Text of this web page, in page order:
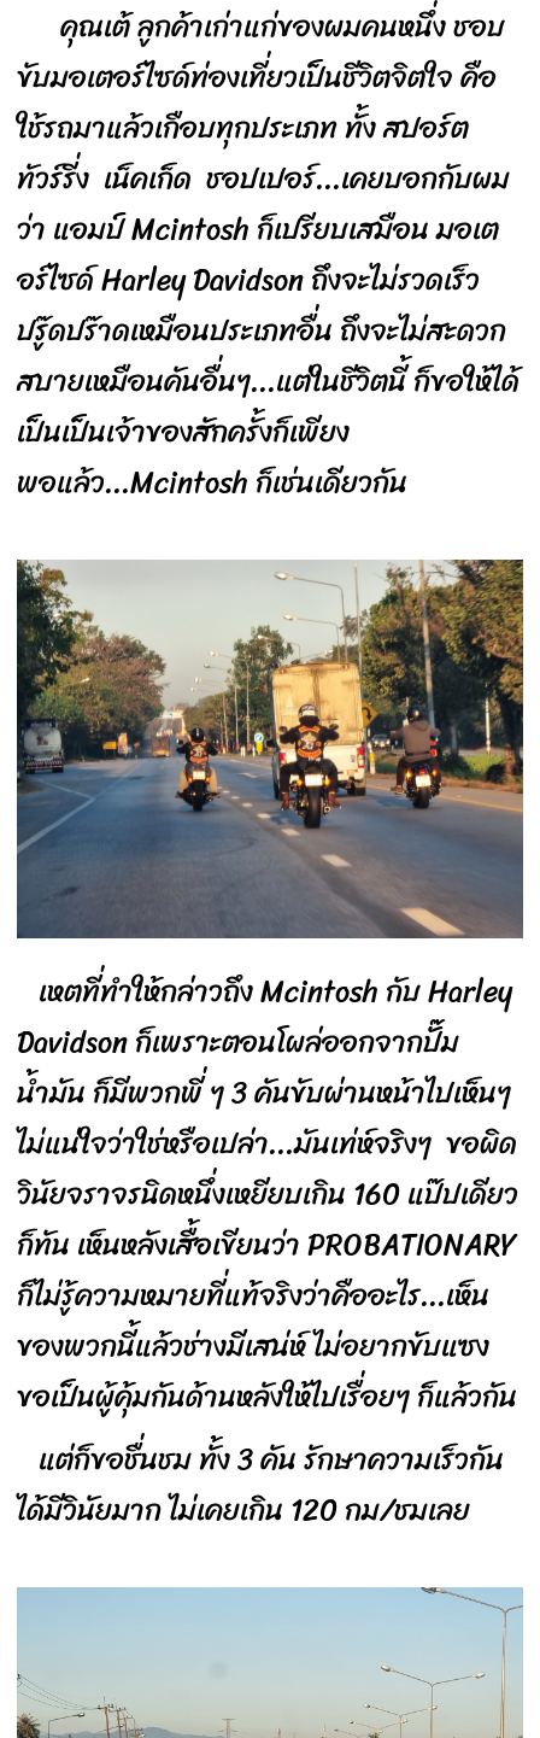
คุณเต้ ลูกค้าเก่าแก่ของผมคนหนึ่ง ชอบ
ขับมอเตอร์ไซด์ท่องเที่ยวเป็นชีวิตจิตใจ คือ
ใช้รถมาแล้วเกือบทุกประเภท ทั้ง สปอร์ต
ทัวร์รี่ง เน็คเก็ด ชอปเปอร์...เคยบอกกับผม
ว่า แอมป์ Mcintosh ก็เปรียบเสมือน มอเต
อร์ไซด์ Harley Davidson ถึงจะไม่รวดเร็ว
ปรู๊ดปร๊าดเหมือนประเภทอื่น ถึงจะไม่สะดวก
สบายเหมือนคันอื่นๆ...แต่ในชีวิตนี้ ก็ขอให้ได้
เป็นเป็นเจ้าของสักครั้งก็เพียง
พอแล้ว...Mcintosh ก็เช่นเดียวกัน
เหตที่ทำให้กล่าวถึง Mcintosh กับ Harley
Davidson ก็เพราะตอนโผล่ออกจากปั๊ม
น้ำมัน ก็มีพวกพี่ ๆ 3 คันขับผ่านหน้าไปเห็นๆ
ไม่แน่ใจว่าใช่หรือเปล่า...มันเท่ห์จริงๆ ขอผิด
วินัยจราจรนิดหนึ่งเหยียบเกิน 160 แป๊ปเดียว
ก็ทัน เห็นหลังเสื้อเขียนว่า PROBATIONARY
ก็ไม่รู้ความหมายที่แท้จริงว่าคืออะไร...เห็น
ของพวกนี้แล้วช่างมีเสน่ห์ ไม่อยากขับแซง
ขอเป็นผู้คุ้มกันด้านหลังให้ไปเรื่อยๆ ก็แล้วกัน
แต่ก็ขอชื่นชม ทั้ง 3 คัน รักษาความเร็วกัน
ได้มีวินัยมาก ไม่เคยเกิน 120 กม/ชมเลย